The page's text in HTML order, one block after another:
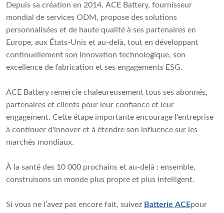
Depuis sa création en 2014, ACE Battery, fournisseur
mondial de services ODM, propose des solutions
personnalisées et de haute qualité à ses partenaires en
Europe, aux États-Unis et au-delà, tout en développant
continuellement son innovation technologique, son
excellence de fabrication et ses engagements ESG.
ACE Battery remercie chaleureusement tous ses abonnés,
partenaires et clients pour leur confiance et leur
engagement. Cette étape importante encourage l'entreprise
à continuer d'innover et à étendre son influence sur les
marchés mondiaux.
À la santé des 10 000 prochains et au-delà : ensemble,
construisons un monde plus propre et plus intelligent.
Si vous ne l’avez pas encore fait, suivez Batterie ACEpour